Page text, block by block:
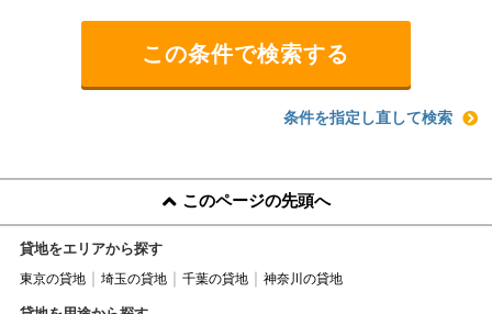
条件を指定し直して検索
このページの先頭へ
貸地をエリアから探す
東京の貸地 埼玉の貸地 千葉の貸地 神奈川の貸地